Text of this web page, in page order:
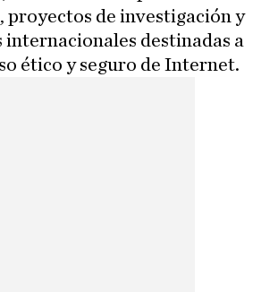
proyectos de investigación y
destinadas a
ético y seguro de Internet.